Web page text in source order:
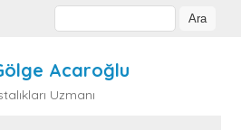
Acaroğlu
Uzmanı